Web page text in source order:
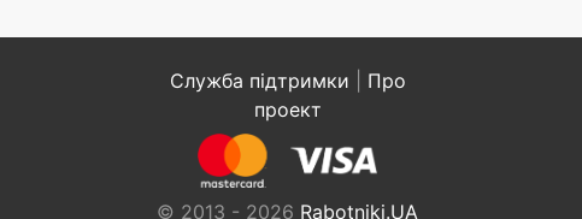
Служба підтримки
Про
проект
© 2013 - 2026 Rabotniki.UA